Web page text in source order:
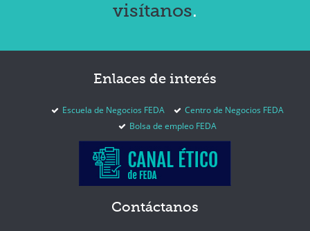
visítanos.
Enlaces de interés
Escuela de Negocios FEDA
Centro de Negocios FEDA
Bolsa de empleo FEDA
Contáctanos